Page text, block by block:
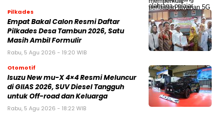
Pilkades
Empat Bakal Calon Resmi Daftar
Pilkades Desa Tambun 2026, Satu
Masih Ambil Formulir
Rabu, 5 Agu 2026 - 19:20 WIB
Otomotif
Isuzu New mu-X 4×4 Resmi Meluncur
di GIIAS 2026, SUV Diesel Tangguh
untuk Off-road dan Keluarga
Rabu, 5 Agu 2026 - 18:22 WIB